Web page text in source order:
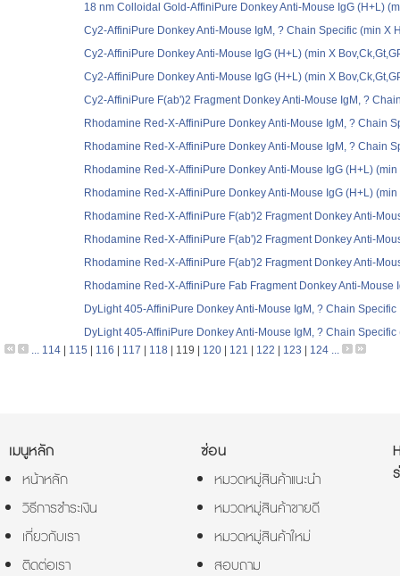
18 nm Colloidal Gold-AffiniPure Donkey Anti-Mouse IgG (H+L)
Cy2-AffiniPure Donkey Anti-Mouse IgM, ? Chain Specific (min X
Cy2-AffiniPure Donkey Anti-Mouse IgG (H+L) (min X
Cy2-AffiniPure Donkey Anti-Mouse IgG (H+L) (min X
Cy2-AffiniPure F(ab')2 Fragment Donkey Anti-Mouse IgM, ?
Rhodamine Red-X-AffiniPure Donkey Anti-Mouse IgM, ? Chain
Rhodamine Red-X-AffiniPure Donkey Anti-Mouse IgM, ? Chain
Rhodamine Red-X-AffiniPure Donkey Anti-Mouse IgG (H+L)
Rhodamine Red-X-AffiniPure Donkey Anti-Mouse IgG (H+L)
Rhodamine Red-X-AffiniPure F(ab')2 Fragment Donkey Anti-
Rhodamine Red-X-AffiniPure F(ab')2 Fragment Donkey Anti-
Rhodamine Red-X-AffiniPure F(ab')2 Fragment Donkey Anti-
Rhodamine Red-X-AffiniPure Fab Fragment Donkey Anti-Mouse
DyLight 405-AffiniPure Donkey Anti-Mouse IgM, ? Chain Specific
DyLight 405-AffiniPure Donkey Anti-Mouse IgM, ? Chain
... 114 115 116 117 118 119 120 121 122 123 124 ...
เมนูหลัก
หน้าหลัก
วิธีการชำระเงิน
เกี่ยวกับเรา
ติดต่อเรา
ซ่อน
หมวดหมู่สินค้าแนะนำ
หมวดหมู่สินค้าขายดี
หมวดหมู่สินค้าใหม่
สอบถาม